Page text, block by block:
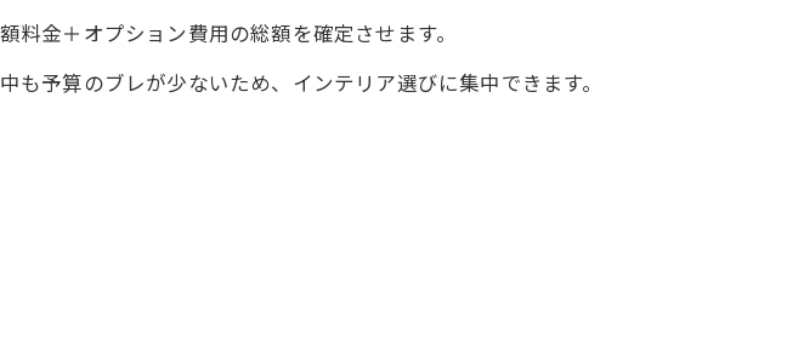
料金＋オプション費用の総額を確定させます。
も予算のブレが少ないため、インテリア選びに集中できます。